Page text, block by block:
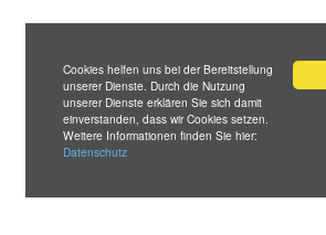
Cookies helfen uns bei der Bereitstellung
unserer Dienste. Durch die Nutzung
unserer Dienste erklären Sie sich damit
einverstanden, dass wir Cookies setzen.
Weitere Informationen finden Sie hier:
Datenschutz